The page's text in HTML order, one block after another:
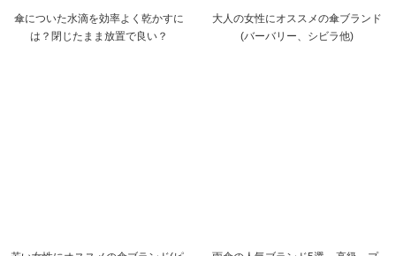
傘についた水滴を効率よく乾かすに
は？閉じたまま放置で良い？
大人の女性にオススメの傘ブランド
(バーバリー、シビラ他)